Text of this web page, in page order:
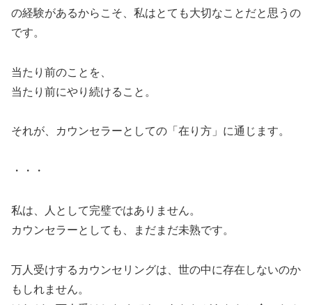
の経験があるからこそ、私はとても大切なことだと思うの
です。
当たり前のことを、
当たり前にやり続けること。
それが、カウンセラーとしての「在り方」に通じます。
・・・
私は、人として完璧ではありません。
カウンセラーとしても、まだまだ未熟です。
万人受けするカウンセリングは、世の中に存在しないのか
もしれません。